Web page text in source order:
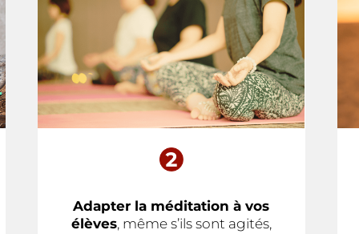
Adapter la méditation à vos
élèves, même s’ils sont agités,